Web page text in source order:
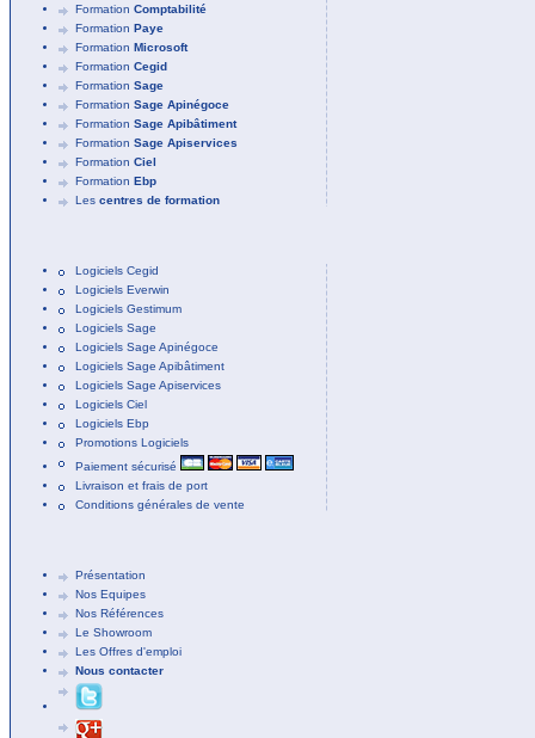
Formation Comptabilité
Formation Paye
Formation Microsoft
Formation Cegid
Formation Sage
Formation Sage Apinégoce
Formation Sage Apibâtiment
Formation Sage Apiservices
Formation Ciel
Formation Ebp
Les centres de formation
Logiciels Cegid
Logiciels Everwin
Logiciels Gestimum
Logiciels Sage
Logiciels Sage Apinégoce
Logiciels Sage Apibâtiment
Logiciels Sage Apiservices
Logiciels Ciel
Logiciels Ebp
Promotions Logiciels
Paiement sécurisé
Livraison et frais de port
Conditions générales de vente
Présentation
Nos Equipes
Nos Références
Le Showroom
Les Offres d'emploi
Nous contacter